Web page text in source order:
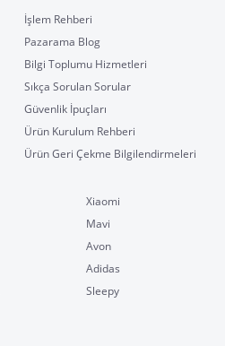
İşlem Rehberi
Pazarama Blog
Bilgi Toplumu Hizmetleri
Sıkça Sorulan Sorular
Güvenlik İpuçları
Ürün Kurulum Rehberi
Ürün Geri Çekme Bilgilendirmeleri
Xiaomi
Mavi
Avon
Adidas
Sleepy